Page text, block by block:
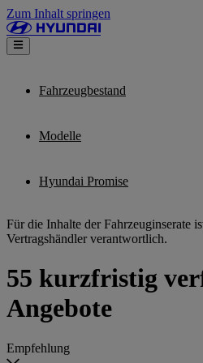
Zum Inhalt springen
Fahrzeugbestand
Modelle
Hyundai Promise
Für die Inhalte der Fahrzeuginserate
Vertragshändler verantwortlich.
55 kurzfristig
Angebote
Empfehlung